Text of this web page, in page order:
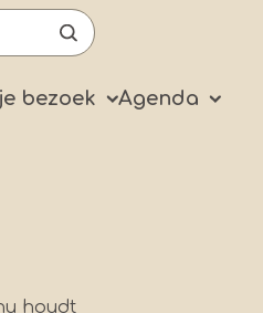
bezoek Agenda
houdt